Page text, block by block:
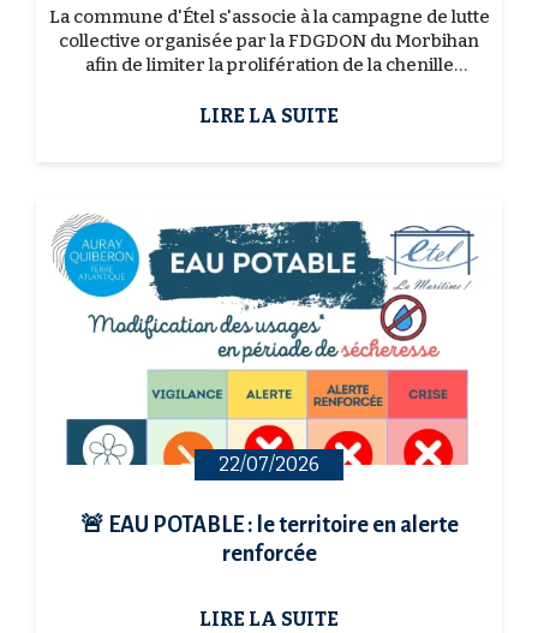
La commune d'Étel s'associe à la campagne de lutte
collective organisée par la FDGDON du Morbihan
afin de limiter la prolifération de la chenille
représente...
LIRE LA SUITE
22/07/2026
🚨 EAU POTABLE : le territoire en alerte
renforcée
LIRE LA SUITE